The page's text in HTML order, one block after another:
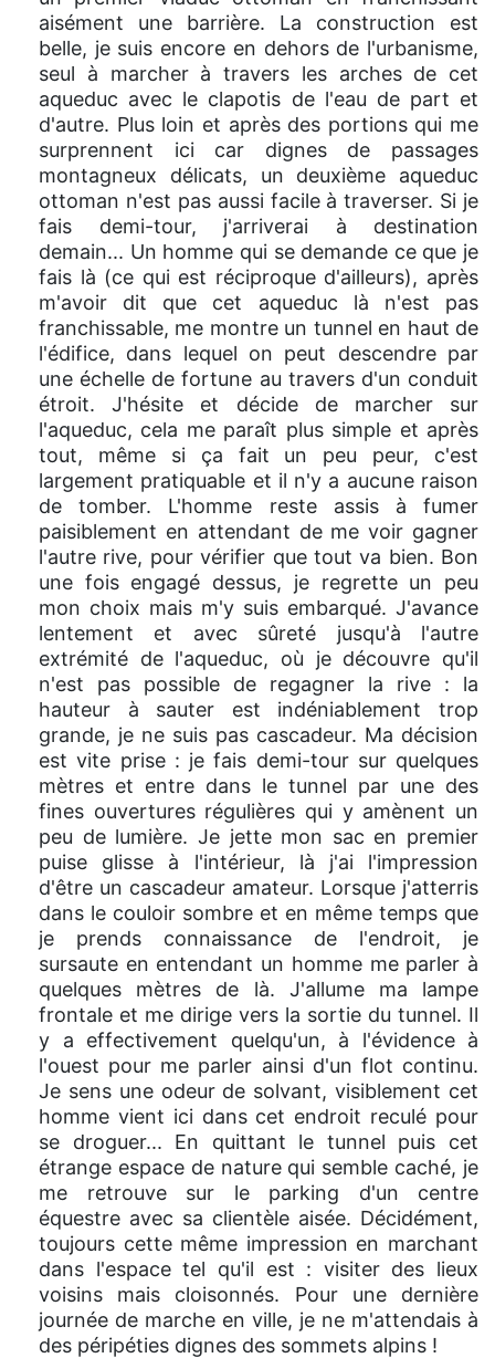
aisément une barrière. La construction est
belle, je suis encore en dehors de l'urbanisme,
seul à marcher à travers les arches de cet
aqueduc avec le clapotis de l'eau de part et
d'autre. Plus loin et après des portions qui me
surprennent ici car dignes de passages
montagneux délicats, un deuxième aqueduc
ottoman n'est pas aussi facile à traverser. Si je
fais demi-tour, j'arriverai à destination
demain... Un homme qui se demande ce que je
fais là (ce qui est réciproque d'ailleurs), après
m'avoir dit que cet aqueduc là n'est pas
franchissable, me montre un tunnel en haut de
l'édifice, dans lequel on peut descendre par
une échelle de fortune au travers d'un conduit
étroit. J'hésite et décide de marcher sur
l'aqueduc, cela me paraît plus simple et après
tout, même si ça fait un peu peur, c'est
largement pratiquable et il n'y a aucune raison
de tomber. L'homme reste assis à fumer
paisiblement en attendant de me voir gagner
l'autre rive, pour vérifier que tout va bien. Bon
une fois engagé dessus, je regrette un peu
mon choix mais m'y suis embarqué. J'avance
lentement et avec sûreté jusqu'à l'autre
extrémité de l'aqueduc, où je découvre qu'il
n'est pas possible de regagner la rive : la
hauteur à sauter est indéniablement trop
grande, je ne suis pas cascadeur. Ma décision
est vite prise : je fais demi-tour sur quelques
mètres et entre dans le tunnel par une des
fines ouvertures régulières qui y amènent un
peu de lumière. Je jette mon sac en premier
puise glisse à l'intérieur, là j'ai l'impression
d'être un cascadeur amateur. Lorsque j'atterris
dans le couloir sombre et en même temps que
je prends connaissance de l'endroit, je
sursaute en entendant un homme me parler à
quelques mètres de là. J'allume ma lampe
frontale et me dirige vers la sortie du tunnel. Il
y a effectivement quelqu'un, à l'évidence à
l'ouest pour me parler ainsi d'un flot continu.
Je sens une odeur de solvant, visiblement cet
homme vient ici dans cet endroit reculé pour
se droguer... En quittant le tunnel puis cet
étrange espace de nature qui semble caché, je
me retrouve sur le parking d'un centre
équestre avec sa clientèle aisée. Décidément,
toujours cette même impression en marchant
dans l'espace tel qu'il est : visiter des lieux
voisins mais cloisonnés. Pour une dernière
journée de marche en ville, je ne m'attendais à
des péripéties dignes des sommets alpins !